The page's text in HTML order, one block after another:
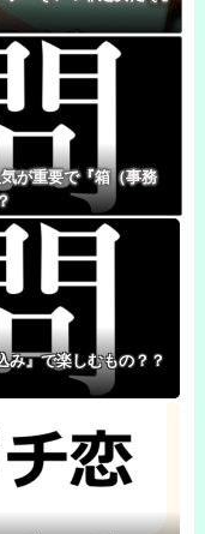
が重要で『箱（事務
み』で楽しむもの？？